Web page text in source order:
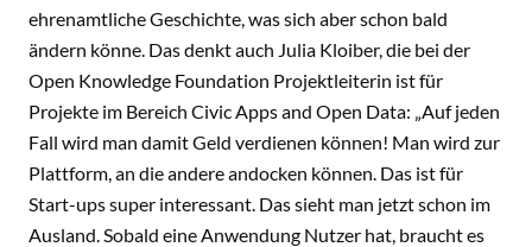
ehrenamtliche Geschichte, was sich aber schon bald
ändern könne. Das denkt auch Julia Kloiber, die bei der
Open Knowledge Foundation Projektleiterin ist für
Projekte im Bereich Civic Apps and Open Data: „Auf jeden
Fall wird man damit Geld verdienen können! Man wird zur
Plattform, an die andere andocken können. Das ist für
Start-ups super interessant. Das sieht man jetzt schon im
Ausland. Sobald eine Anwendung Nutzer hat, braucht es